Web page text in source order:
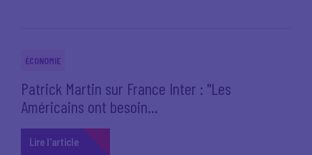
ÉCONOMIE
Patrick Martin sur France Inter : "Les
Américains ont besoin...
Lire l'article